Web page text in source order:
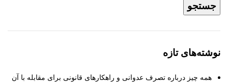
جستجو
نوشته‌های تازه
همه چیز درباره تصرف عدوانی و راهکارهای قانونی برای مقابله با آن